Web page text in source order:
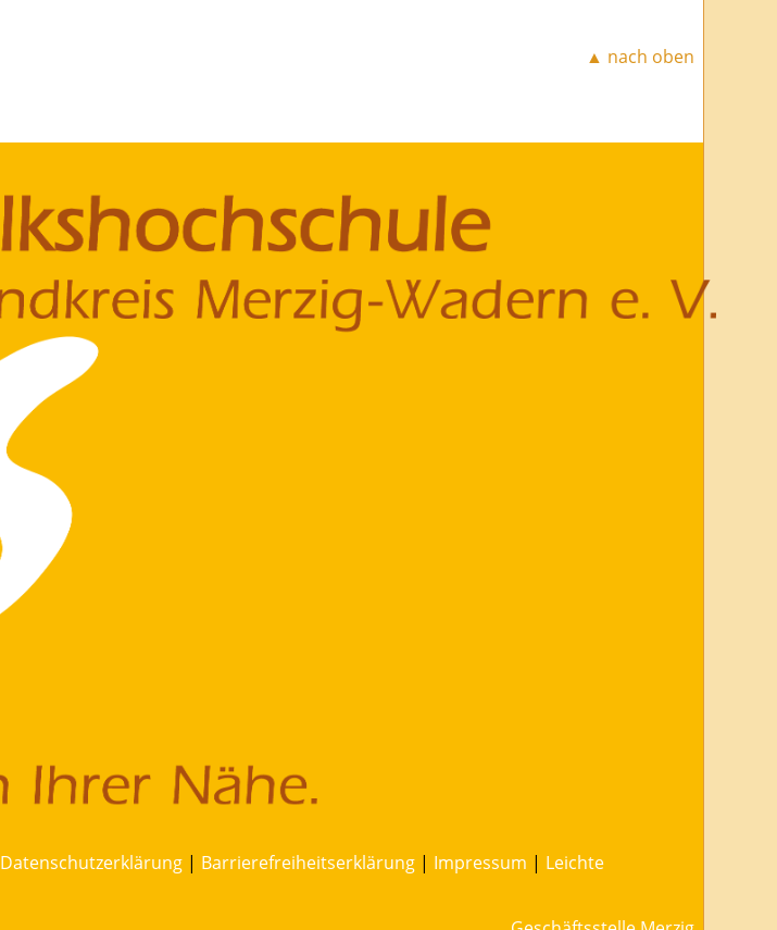
▲ nach oben
Datenschutzerklärung| Barrierefreiheitserklärung| Impressum | Leichte